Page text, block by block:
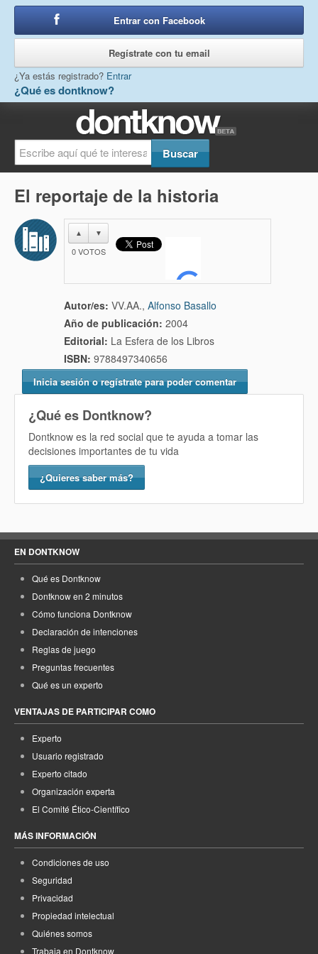
¿Qué es dontknow?
Entrar con Facebook
Regístrate con tu email
¿Ya estás registrado? Entrar
El reportaje de la historia
▲ ▼
0VOTOS
Autor/es: VV.AA., Alfonso Basallo
Año de publicación: 2004
Editorial: La Esfera de los Libros
ISBN: 9788497340656
Inicia sesión o regístrate para poder comentar
¿Qué es Dontknow?
Dontknow es la red social que te ayuda a tomar las
decisiones importantes de tu vida
¿Quieres saber más?
EN DONTKNOW
Qué es Dontknow
Dontknow en 2 minutos
Cómo funciona Dontknow
Declaración de intenciones
Reglas de juego
Preguntas frecuentes
Qué es un experto
VENTAJAS DE PARTICIPAR COMO
Experto
Usuario registrado
Experto citado
Organización experta
El Comité Ético-Científico
MÁS INFORMACIÓN
Condiciones de uso
Seguridad
Privacidad
Propiedad intelectual
Quiénes somos
Trabaja en Dontknow